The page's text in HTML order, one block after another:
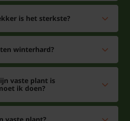
‘Chantilly’ snoeien
Voor het beste resultaat
beschadigde bladeren en
weg. Dit bevordert het
plant en stimuleert in de
Heuchera villosa 'Chantilly' is
is het sterkste?
winterhard?
vaste plant is
ik doen?